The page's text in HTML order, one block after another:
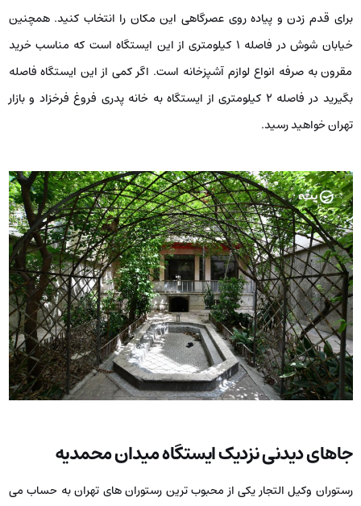
برای قدم زدن و پیاده روی عصرگاهی این مکان را انتخاب کنید. همچنین
خیابان شوش در فاصله ۱ کیلومتری از این ایستگاه است که مناسب خرید
مقرون به صرفه انواع لوازم آشپزخانه است. اگر کمی از این ایستگاه فاصله
بگیرید در فاصله ۲ کیلومتری از ایستگاه به خانه پدری فروغ فرخزاد و بازار
تهران خواهید رسید.
جاهای دیدنی نزدیک ایستگاه میدان محمدیه
رستوران وکیل التجار یکی از محبوب ترین رستوران های تهران به حساب می